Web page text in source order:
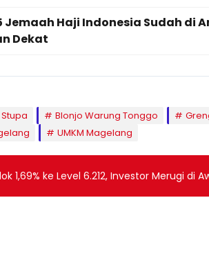
Jemaah Haji Indonesia Sudah di
Dekat
Blonjo Warung Tonggo
UMKM Magelang
1,69% ke Level 6.212, Investor Merugi di